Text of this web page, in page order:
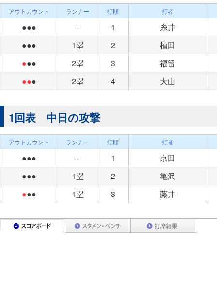
アウトカウント ランナー 打順 打者
●●● - 1
糸井
●●●
1塁 2
植田
●●● 2塁 3
福留
●●● 2塁 4 大山
1回表 中日の攻撃
アウトカウント ランナー 打順 打者
●●● - 1
京田
●●●
1塁 2
亀沢
●●● 1塁 3 藤井